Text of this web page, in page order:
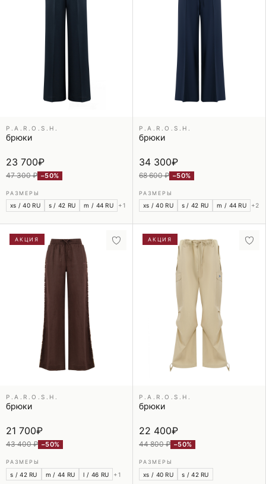
P.A.R.O.S.H.
брюки
23 700₽
47 300 ₽ −50%
РАЗМЕРЫ
xs / 40 RU s / 42 RU m / 44 RU +1
P.A.R.O.S.H.
брюки
34 300₽
68 600 ₽ −50%
РАЗМЕРЫ
xs / 40 RU s / 42 RU m / 44 RU +2
АКЦИЯ
P.A.R.O.S.H.
брюки
21 700₽
43 400 ₽ −50%
РАЗМЕРЫ
s / 42 RU m / 44 RU l / 46 RU +1
АКЦИЯ
P.A.R.O.S.H.
брюки
22 400₽
44 800 ₽ −50%
РАЗМЕРЫ
xs / 40 RU s / 42 RU